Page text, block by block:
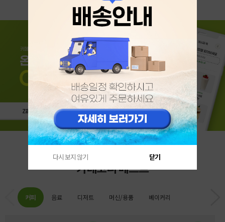
카테고리 베스트
커피 음료 디저트 머신/용품 베이커리
다시 보지 않기 닫기